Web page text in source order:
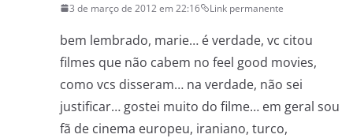
3 de março de 2012 em 22:16 Link permanente
bem lembrado, marie… é verdade, vc citou
filmes que não cabem no feel good movies,
como vcs disseram… na verdade, não sei
justificar… gostei muito do filme… em geral sou
fã de cinema europeu, iraniano, turco,